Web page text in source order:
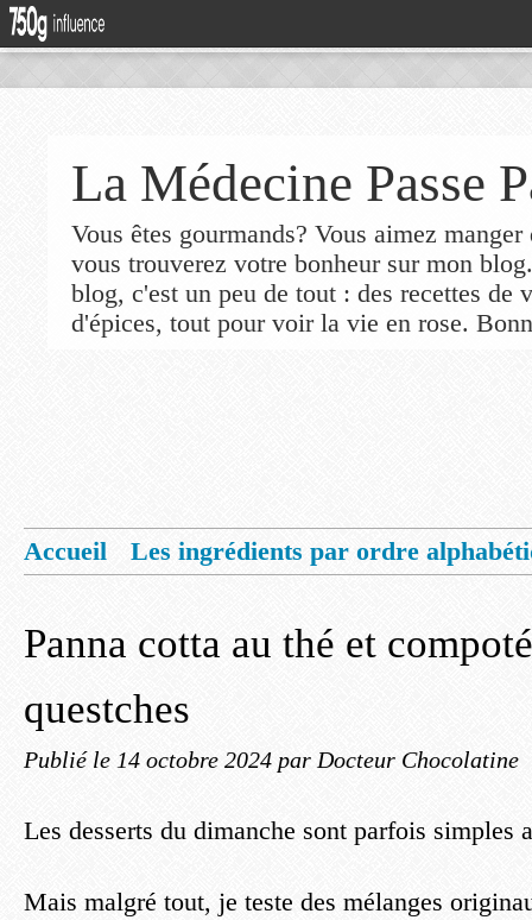
La Médecine Passe
Vous êtes gourmands? Vous aimez
vous trouverez votre bonheur sur mon
blog, c'est un peu de tout : des recettes de
d'épices, tout pour voir la vie en rose.
Accueil
Les ingrédients par ordre
Panna cotta au thé et
questches
Publié le 14 octobre 2024 par Docteur Chocolatine
Les desserts du dimanche sont parfois simples
Mais malgré tout, je teste des mélanges